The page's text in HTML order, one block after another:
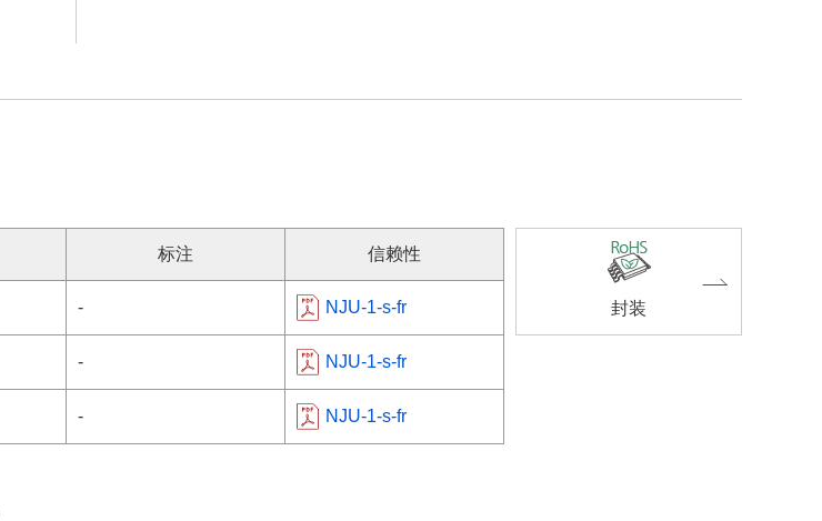
标注 信赖性
- NJU-1-s-fr
- NJU-1-s-fr
- NJU-1-s-fr
封装